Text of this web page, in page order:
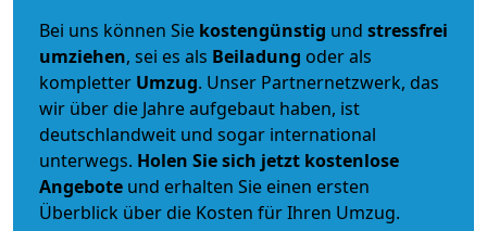
Bei uns können Sie kostengünstig und stressfrei
umziehen, sei es als Beiladung oder als
kompletter Umzug. Unser Partnernetzwerk, das
wir über die Jahre aufgebaut haben, ist
deutschlandweit und sogar international
unterwegs. Holen Sie sich jetzt kostenlose
Angebote und erhalten Sie einen ersten
Überblick über die Kosten für Ihren Umzug.